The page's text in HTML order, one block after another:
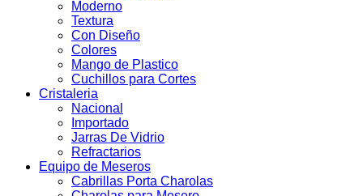
Moderno
Textura
Con Diseño
Colores
Mango de Plastico
Cuchillos para Cortes
Cristaleria
Nacional
Importado
Jarras De Vidrio
Refractarios
Equipo de Meseros
Cabrillas Porta Charolas